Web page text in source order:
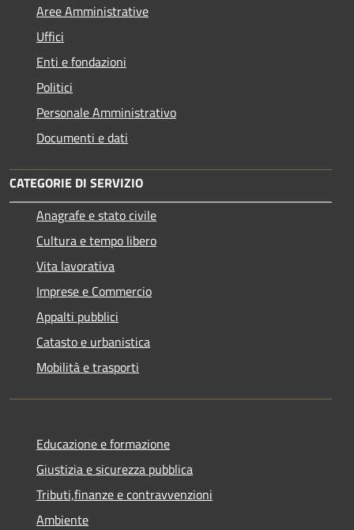
Aree Amministrative
Uffici
Enti e fondazioni
Politici
Personale Amministrativo
Documenti e dati
CATEGORIE DI SERVIZIO
Anagrafe e stato civile
Cultura e tempo libero
Vita lavorativa
Imprese e Commercio
Appalti pubblici
Catasto e urbanistica
Mobilità e trasporti
Educazione e formazione
Giustizia e sicurezza pubblica
Tributi,finanze e contravvenzioni
Ambiente